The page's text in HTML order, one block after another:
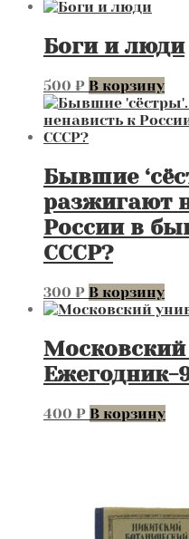
Боги и люди
500 ₽ В корзину
Бывшие
разжигают
России в
СССР?
300 ₽ В корзину
Московский
Ежегодник-
400 ₽ В корзину